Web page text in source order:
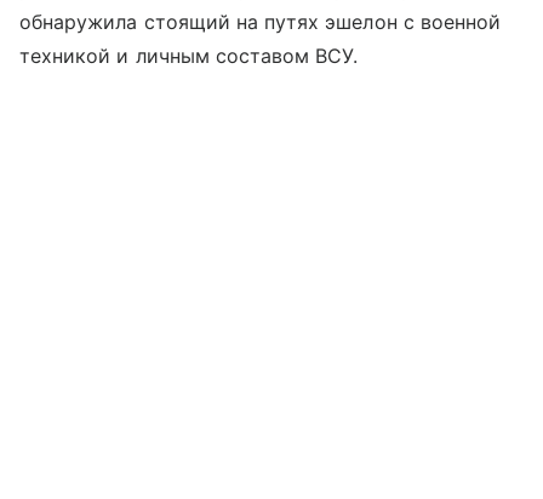
обнаружила стоящий на путях эшелон с военной
техникой и личным составом ВСУ.